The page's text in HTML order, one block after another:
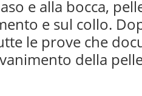
e alla bocca,
e sul collo.
le prove che
della